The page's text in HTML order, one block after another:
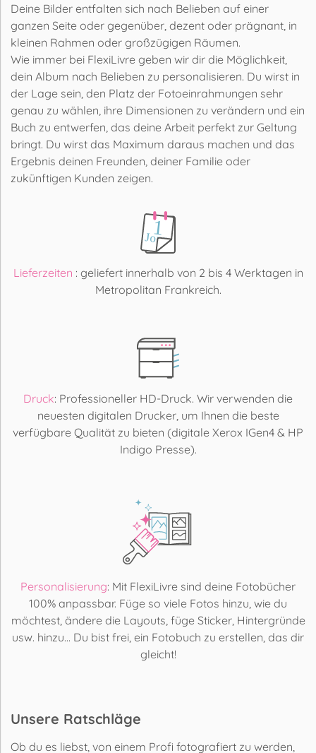
Deine Bilder entfalten sich nach Belieben auf einer
ganzen Seite oder gegenüber, dezent oder prägnant, in
kleinen Rahmen oder großzügigen Räumen.
Wie immer bei FlexiLivre geben wir dir die Möglichkeit,
dein Album nach Belieben zu personalisieren. Du wirst in
der Lage sein, den Platz der Fotoeinrahmungen sehr
genau zu wählen, ihre Dimensionen zu verändern und ein
Buch zu entwerfen, das deine Arbeit perfekt zur Geltung
bringt. Du wirst das Maximum daraus machen und das
Ergebnis deinen Freunden, deiner Familie oder
zukünftigen Kunden zeigen.
Lieferzeiten : geliefert innerhalb von 2 bis 4 Werktagen in
Metropolitan Frankreich.
Druck: Professioneller HD-Druck. Wir verwenden die
neuesten digitalen Drucker, um Ihnen die beste
verfügbare Qualität zu bieten (digitale Xerox IGen4 & HP
Indigo Presse).
Personalisierung: Mit FlexiLivre sind deine Fotobücher
100% anpassbar. Füge so viele Fotos hinzu, wie du
möchtest, ändere die Layouts, füge Sticker, Hintergründe
usw. hinzu... Du bist frei, ein Fotobuch zu erstellen, das dir
gleicht!
Unsere Ratschläge
Ob du es liebst, von einem Profi fotografiert zu werden,